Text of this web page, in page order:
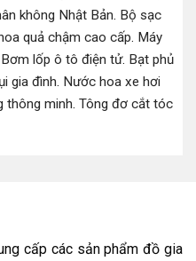
không Nhật Bản. Bộ sạc
quả chậm cao cấp. Máy
Bơm lốp ô tô điện tử. Bạt phủ
gia đình. Nước hoa xe hơi
thông minh. Tông đơ cắt tóc
cấp các sản phẩm đồ gia